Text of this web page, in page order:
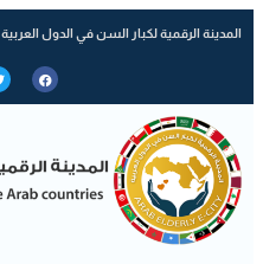
المدينة الرقمية لكبار السن في الدول العربية